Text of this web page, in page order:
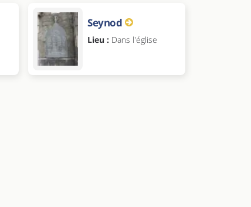
Seynod
Lieu : Dans l'église